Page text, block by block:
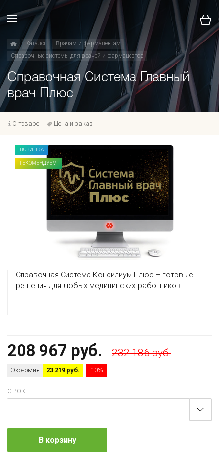
Каталог
Врачам и фармацевтам
Справочные системы для врачей и фармацевтов
Справочная Система Главный
врач Плюс
О товаре Цена и заказ
НОВИНКА
РЕКОМЕНДУЕМ
Справочная Система Консилиум Плюс – готовые
решения для любых медицинских работников.
208 967 руб. 232 186 руб.
Экономия 23 219 руб. -10%
СРОК
В корзину